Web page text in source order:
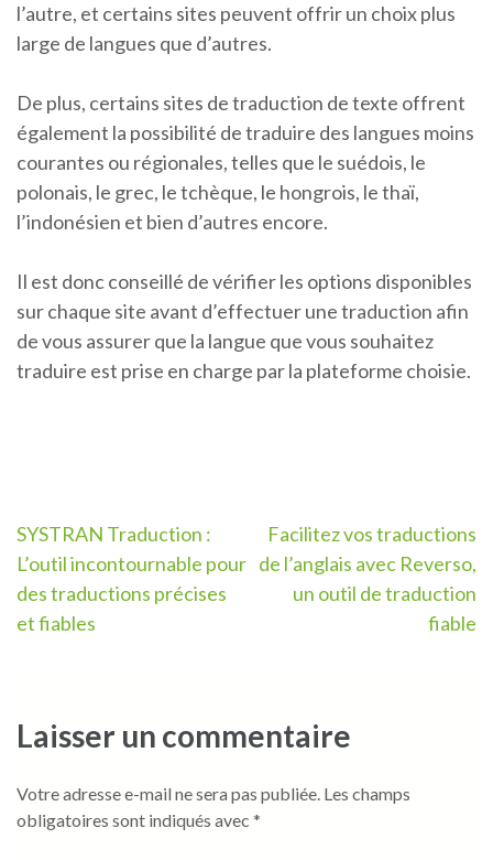
l’autre, et certains sites peuvent offrir un choix plus
large de langues que d’autres.
De plus, certains sites de traduction de texte offrent
également la possibilité de traduire des langues moins
courantes ou régionales, telles que le suédois, le
polonais, le grec, le tchèque, le hongrois, le thaï,
l’indonésien et bien d’autres encore.
Il est donc conseillé de vérifier les options disponibles
sur chaque site avant d’effectuer une traduction afin
de vous assurer que la langue que vous souhaitez
traduire est prise en charge par la plateforme choisie.
Navigation
de
l’article
SYSTRAN Traduction :
L’outil incontournable pour
des traductions précises
et fiables
Facilitez vos traductions
de l’anglais avec Reverso,
un outil de traduction
fiable
Laisser un commentaire
Votre adresse e-mail ne sera pas publiée. Les champs
obligatoires sont indiqués avec *